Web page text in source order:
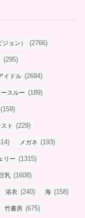
ョン） (2766)
(295)
イドル (2694)
ースルー (189)
(159)
ト (229)
メガネ (193)
リー (1315)
乳 (1608)
浴衣 (240) 海 (158)
竹書房 (675)